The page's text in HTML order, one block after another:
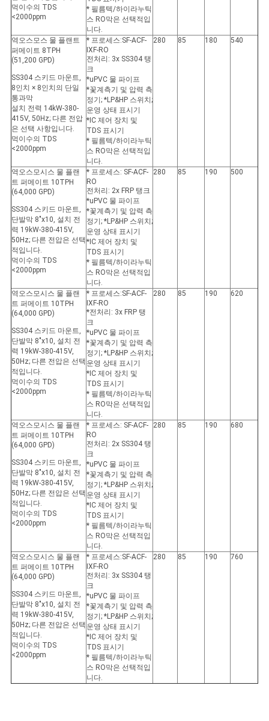
먹이수의 TDS
<2000ppm
* 필름텍/하이라누틱
스 RO막은 선택적입
니다.
역오스모스 물 플랜트
퍼메이트 8TPH
(51,200 GPD)
SS304 스키드 마운트,
8인치 × 8인치의 단일
통과막
설치 전력 14kW-380-
415V, 50Hz; 다른 전압
은 선택 사항입니다.
먹이수의 TDS
<2000ppm
* 프로세스:SF-ACF-
IXF-RO
전처리: 3x SS304 탱
크
*uPVC 물 파이프
*꽃계측기 및 압력 측
정기; *LP&HP 스위치;
운영 상태 표시기
*IC 제어 장치 및
TDS 표시기
* 필름텍/하이라누틱
스 RO막은 선택적입
니다.
280 85 180 540
역오스모시스 물 플랜
트 퍼메이트 10TPH
(64,000 GPD)
SS304 스키드 마운트,
단발막 8"x10, 설치 전
력 19kW-380-415V,
50Hz; 다른 전압은 선택
적입니다.
먹이수의 TDS
<2000ppm
* 프로세스: SF-ACF-
RO
전처리: 2x FRP 탱크
*uPVC 물 파이프
*꽃계측기 및 압력 측
정기; *LP&HP 스위치;
운영 상태 표시기
*IC 제어 장치 및
TDS 표시기
* 필름텍/하이라누틱
스 RO막은 선택적입
니다.
280 85 190 500
역오스모시스 물 플랜
트 퍼메이트 10TPH
(64,000 GPD)
SS304 스키드 마운트,
단발막 8"x10, 설치 전
력 19kW-380-415V,
50Hz; 다른 전압은 선택
적입니다.
먹이수의 TDS
<2000ppm
* 프로세스:SF-ACF-
IXF-RO
*전처리: 3x FRP 탱
크
*uPVC 물 파이프
*꽃계측기 및 압력 측
정기; *LP&HP 스위치;
운영 상태 표시기
*IC 제어 장치 및
TDS 표시기
* 필름텍/하이라누틱
스 RO막은 선택적입
니다.
280 85 190 620
역오스모시스 물 플랜
트 퍼메이트 10TPH
(64,000 GPD)
SS304 스키드 마운트,
단발막 8"x10, 설치 전
력 19kW-380-415V,
50Hz; 다른 전압은 선택
적입니다.
먹이수의 TDS
<2000ppm
* 프로세스: SF-ACF-
RO
전처리: 2x SS304 탱
크
*uPVC 물 파이프
*꽃계측기 및 압력 측
정기; *LP&HP 스위치;
운영 상태 표시기
*IC 제어 장치 및
TDS 표시기
* 필름텍/하이라누틱
스 RO막은 선택적입
니다.
280 85 190 680
역오스모시스 물 플랜
트 퍼메이트 10TPH
(64,000 GPD)
SS304 스키드 마운트,
단발막 8"x10, 설치 전
력 19kW-380-415V,
50Hz; 다른 전압은 선택
적입니다.
먹이수의 TDS
<2000ppm
* 프로세스:SF-ACF-
IXF-RO
전처리: 3x SS304 탱
크
*uPVC 물 파이프
*꽃계측기 및 압력 측
정기; *LP&HP 스위치;
운영 상태 표시기
*IC 제어 장치 및
TDS 표시기
* 필름텍/하이라누틱
스 RO막은 선택적입
니다.
280 85 190 760